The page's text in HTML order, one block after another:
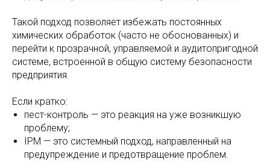
Такой подход позволяет избежать постоянных
химических обработок (часто не обоснованных) и
перейти к прозрачной, управляемой и аудитопригодной
системе, встроенной в общую систему безопасности
предприятия.
Если кратко:
пест-контроль — это реакция на уже возникшую
проблему;
IPM — это системный подход, направленный на
предупреждение и предотвращение проблем.